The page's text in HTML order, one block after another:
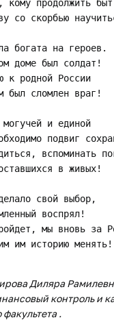
кому продолжить
со скорбью
богата на героев.
доме был солдат!
к родной России
был сломлен враг!
могучей и единой
подвиг
вспоминать
в живых!
свой выбор,
воспрял!
мы вновь за
им историю менять!
Диляра
контроль и
.